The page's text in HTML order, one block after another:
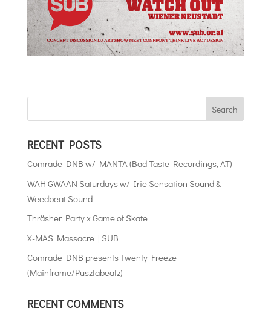
RECENT POSTS
Comrade DNB w/ MANTA (Bad Taste Recordings, AT)
WAH GWAAN Saturdays w/ Irie Sensation Sound &
Weedbeat Sound
Thräsher Party x Game of Skate
X-MAS Massacre | SUB
Comrade DNB presents Twenty Freeze
(Mainframe/Pusztabeatz)
RECENT COMMENTS